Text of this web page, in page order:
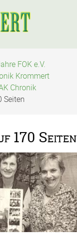
FOK e.V.
Krommert
Chronik
Seiten
170 Seiten